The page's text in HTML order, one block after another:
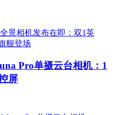
Pro单摄云台相机：1
屏